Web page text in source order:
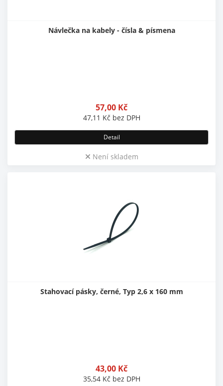
Návlečka na kabely - čísla & písmena
57,00 Kč
47,11 Kč bez DPH
Detail
Není skladem
Stahovací pásky, černé, Typ 2,6 x 160 mm
43,00 Kč
35,54 Kč bez DPH